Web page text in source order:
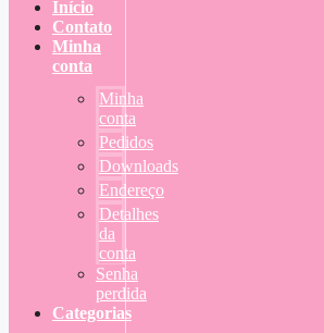
Início
Contato
Minha
conta
Minha
conta
Pedidos
Downloads
Endereço
Detalhes
da
conta
Senha
perdida
Categorias